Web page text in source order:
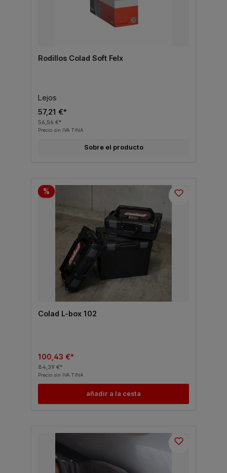
Rodillos Colad Soft Felx
Lejos
57,21 €*
56,56 €*
Precio sin IVA TINA
Sobre el producto
%
Colad L-box 102
100,43 €*
84,39 €*
Precio sin IVA TINA
añadir a la cesta